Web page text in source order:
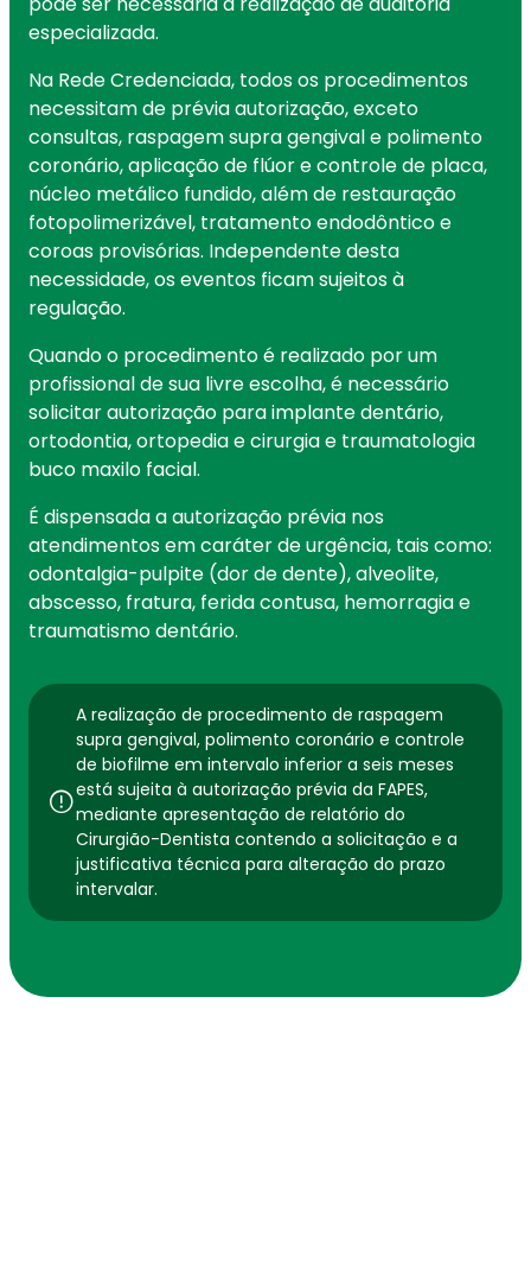
especializada.
Na Rede Credenciada, todos os procedimentos
necessitam de prévia autorização, exceto
consultas, raspagem supra gengival e polimento
coronário, aplicação de flúor e controle de placa,
núcleo metálico fundido, além de restauração
fotopolimerizável, tratamento endodôntico e
coroas provisórias. Independente desta
necessidade, os eventos ficam sujeitos à
regulação.
Quando o procedimento é realizado por um
profissional de sua livre escolha, é necessário
solicitar autorização para implante dentário,
ortodontia, ortopedia e cirurgia e traumatologia
buco maxilo facial.
É dispensada a autorização prévia nos
atendimentos em caráter de urgência, tais como:
odontalgia-pulpite (dor de dente), alveolite,
abscesso, fratura, ferida contusa, hemorragia e
traumatismo dentário.
A realização de procedimento de raspagem
supra gengival, polimento coronário e controle
de biofilme em intervalo inferior a seis meses
está sujeita à autorização prévia da FAPES,
mediante apresentação de relatório do
Cirurgião-Dentista contendo a solicitação e a
justificativa técnica para alteração do prazo
intervalar.